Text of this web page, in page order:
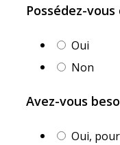
Possédez-
Oui
Non
Avez-vous
Oui,